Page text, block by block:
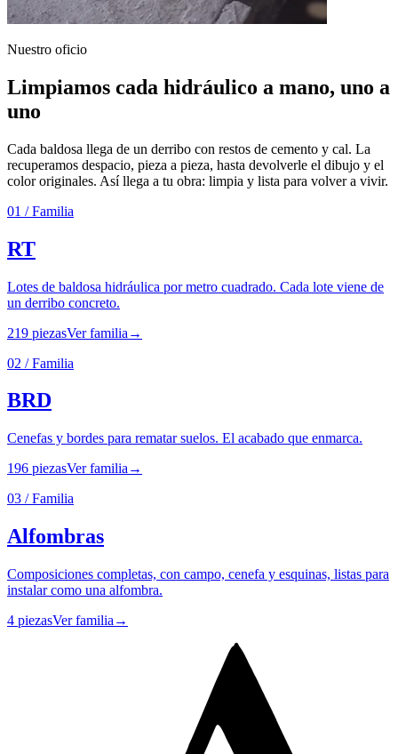
Nuestro oficio
Limpiamos cada hidráulico a mano, uno a
uno
Cada baldosa llega de un derribo con restos de cemento y cal. La
recuperamos despacio, pieza a pieza, hasta devolverle el dibujo y el
color originales. Así llega a tu obra: limpia y lista para volver a vivir.
01 / Familia
RT
Lotes de baldosa hidráulica por metro cuadrado. Cada lote viene de
un derribo concreto.
219 piezasVer familia →
02 / Familia
BRD
Cenefas y bordes para rematar suelos. El acabado que enmarca.
196 piezasVer familia →
03 / Familia
Alfombras
Composiciones completas, con campo, cenefa y esquinas, listas para
instalar como una alfombra.
4 piezasVer familia →